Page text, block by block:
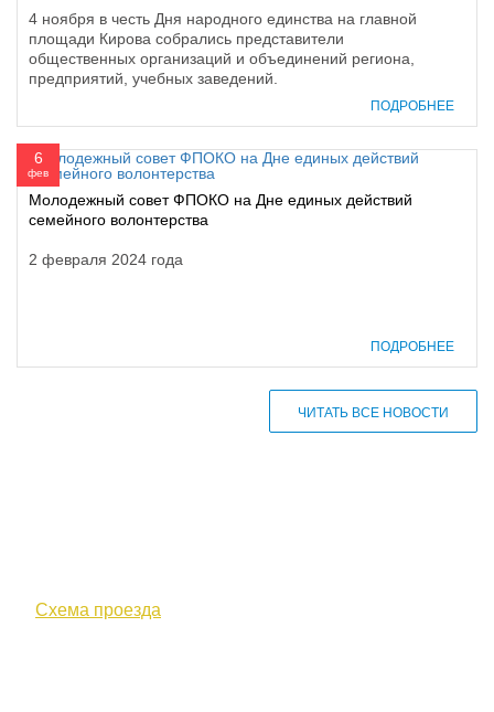
4 ноября в честь Дня народного единства на главной
площади Кирова собрались представители
общественных организаций и объединений региона,
предприятий, учебных заведений.
ПОДРОБНЕЕ
6
фев
Молодежный совет ФПОКО на Дне единых действий
семейного волонтерства
2 февраля 2024 года
ПОДРОБНЕЕ
ЧИТАТЬ ВСЕ НОВОСТИ
Схема проезда